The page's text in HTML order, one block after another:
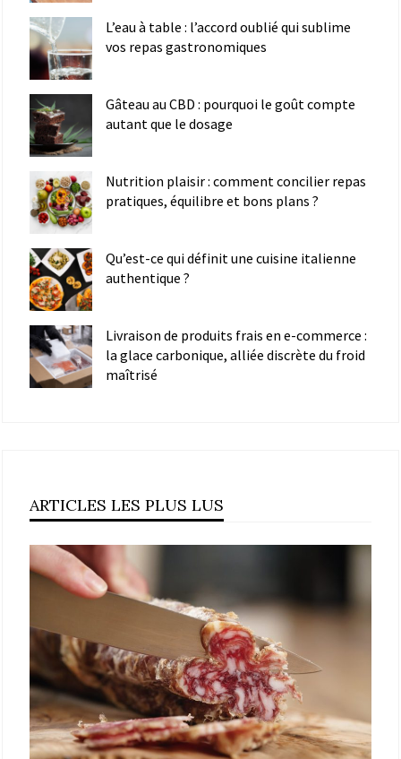
L’eau à table : l’accord oublié qui sublime
vos repas gastronomiques
Gâteau au CBD : pourquoi le goût compte
autant que le dosage
Nutrition plaisir : comment concilier repas
pratiques, équilibre et bons plans ?
Qu’est-ce qui définit une cuisine italienne
authentique ?
Livraison de produits frais en e-commerce :
la glace carbonique, alliée discrète du froid
maîtrisé
ARTICLES LES PLUS LUS